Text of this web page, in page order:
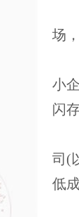
场
小
闪
司(
低